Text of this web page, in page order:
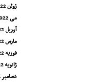
ژوئن 2022
می 2022
آوریل 2022
مارس 2022
فوریه 2022
ژانویه 2022
دسامبر 2021